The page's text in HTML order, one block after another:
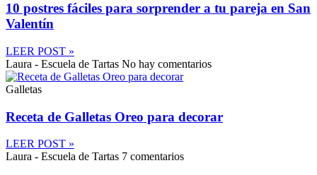
10 postres fáciles para sorprender a tu pareja en San
Valentín
LEER POST »
Laura - Escuela de Tartas No hay comentarios
Galletas
Receta de Galletas Oreo para decorar
LEER POST »
Laura - Escuela de Tartas 7 comentarios